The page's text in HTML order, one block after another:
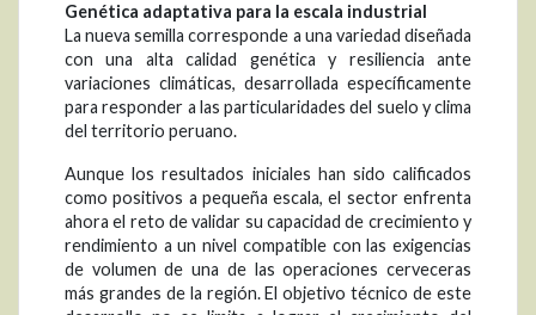
Genética adaptativa para la escala industrial
La nueva semilla corresponde a una variedad diseñada
con una alta calidad genética y resiliencia ante
variaciones climáticas, desarrollada específicamente
para responder a las particularidades del suelo y clima
del territorio peruano.
Aunque los resultados iniciales han sido calificados
como positivos a pequeña escala, el sector enfrenta
ahora el reto de validar su capacidad de crecimiento y
rendimiento a un nivel compatible con las exigencias
de volumen de una de las operaciones cerveceras
más grandes de la región. El objetivo técnico de este